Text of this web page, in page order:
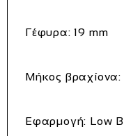
Γέφυρα: 19 mm
Μήκος βραχίονα:
Εφαρμογή: Low